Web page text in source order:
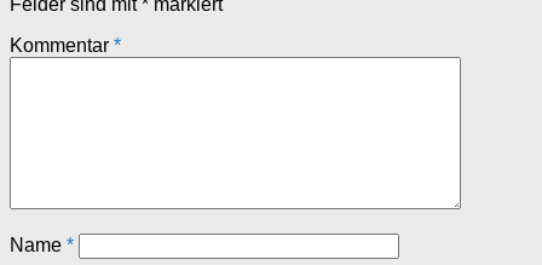
Felder sind mit* markiert
Kommentar *
Name *